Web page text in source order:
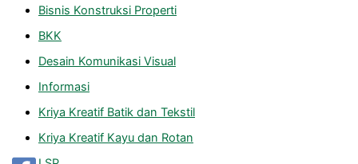
Bisnis Konstruksi Properti
BKK
Desain Komunikasi Visual
Informasi
Kriya Kreatif Batik dan Tekstil
Kriya Kreatif Kayu dan Rotan